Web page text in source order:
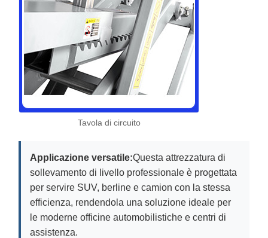
Tavola di circuito
Applicazione versatile:Questa attrezzatura di
sollevamento di livello professionale è progettata
per servire SUV, berline e camion con la stessa
efficienza, rendendola una soluzione ideale per
le moderne officine automobilistiche e centri di
assistenza.